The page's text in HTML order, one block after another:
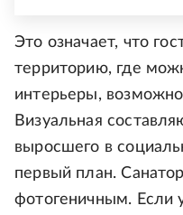
Это означает, что
территорию, где
интерьеры,
Визуальная
выросшего в
первый план.
фотогеничным. Если